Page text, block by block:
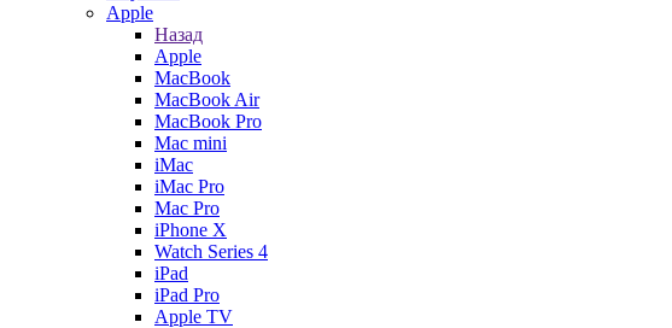
Apple
Назад
Apple
MacBook
MacBook Air
MacBook Pro
Mac mini
iMac
iMac Pro
Mac Pro
iPhone X
Watch Series 4
iPad
iPad Pro
Apple TV